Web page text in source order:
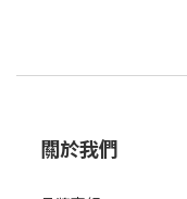
關於我們